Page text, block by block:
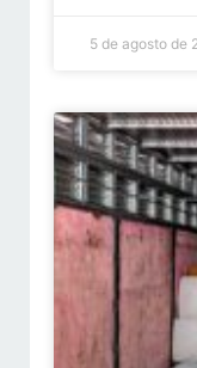
5 de agosto de